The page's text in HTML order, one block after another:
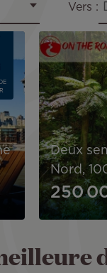
Vers :
Image
Deux
Nord,
250